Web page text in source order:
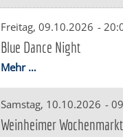
Freitag, 09.10.2026 -
Blue Dance Night
Mehr …
Samstag, 10.10.2026 -
Weinheimer